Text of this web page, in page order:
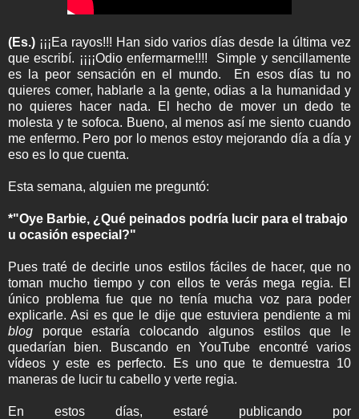
(Es.) ¡¡¡Ea rayos!!! Han sido varios días desde la última vez
que escribí. ¡¡¡¡Odio enfermarme!!!! Simple y sencillamente
es la peor sensación en el mundo. En esos días tu no
quieres comer, hablarle a la gente, odias a la humanidad y
no quieres hacer nada. El hecho de mover un dedo te
molesta y te sofoca. Bueno, al menos así me siento cuando
me enfermo. Pero por lo menos estoy mejorando día a día y
eso es lo que cuenta.
Esta semana, alguien me preguntó:
*"Oye Barbie, ¿Qué peinados podría lucir para el trabajo
u ocasión especial?"
Pues traté de decirle unos estilos fáciles de hacer, que no
toman mucho tiempo y con ellos te verás mega regia. El
único problema fue que no tenía mucha voz para poder
explicarle. Asi es que le dije que estuviera pendiente a mi
blog porque estaría colocando algunos estilos que le
quedarían bien. Buscando en YouTube encontré varios
vídeos y este es perfecto. Es uno que te demuestra 10
maneras de lucir tu cabello y verte regia.
En estos días, estaré publicando por